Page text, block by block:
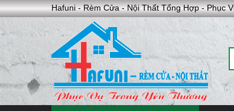
Hafuni - Rèm Cửa - Nội Thất Tổng Hợp - Phục